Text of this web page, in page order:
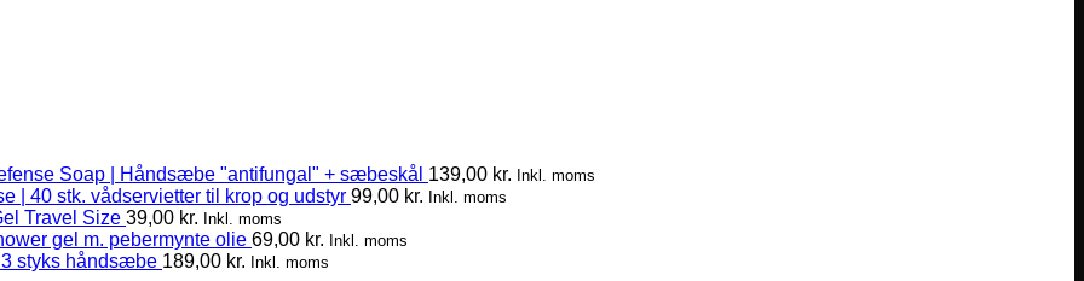
Soap | Håndsæbe "antifungal" + sæbeskål 139,00 kr. Inkl. moms
| 40 stk. vådservietter til krop og udstyr 99,00 kr. Inkl. moms
Travel Size 39,00 kr. Inkl. moms
gel m. pebermynte olie 69,00 kr. Inkl. moms
styks håndsæbe 189,00 kr. Inkl. moms